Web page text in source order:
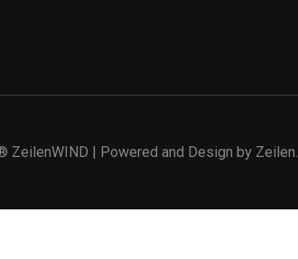
ZeilenWIND | Powered and Design by Zeilen.